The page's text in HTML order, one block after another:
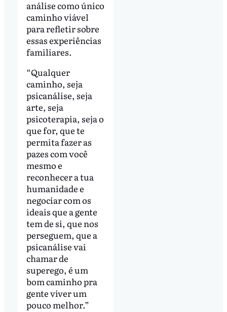
análise como único
caminho viável
para refletir sobre
essas experiências
familiares.
“Qualquer
caminho, seja
psicanálise, seja
arte, seja
psicoterapia, seja o
que for, que te
permita fazer as
pazes com você
mesmo e
reconhecer a tua
humanidade e
negociar com os
ideais que a gente
tem de si, que nos
perseguem, que a
psicanálise vai
chamar de
superego, é um
bom caminho pra
gente viver um
pouco melhor.”